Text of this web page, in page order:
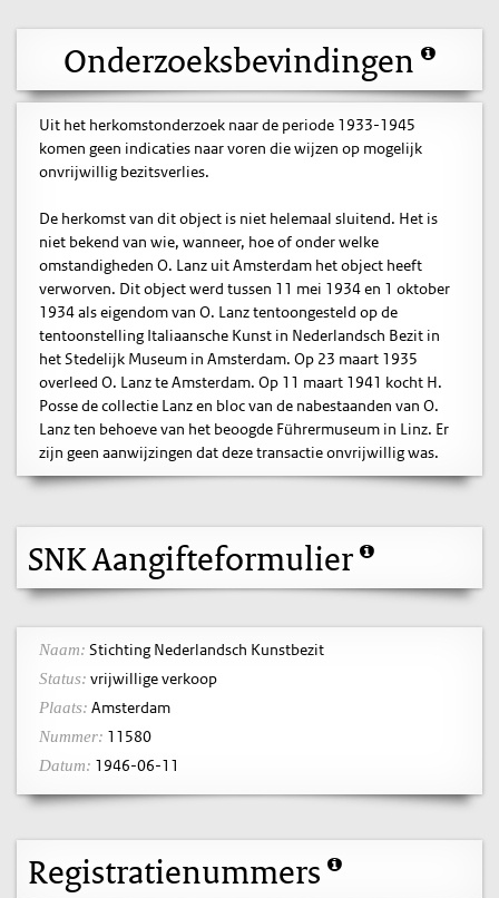
Onderzoeksbevindingen
Uit het herkomstonderzoek naar de periode 1933-1945
komen geen indicaties naar voren die wijzen op mogelijk
onvrijwillig bezitsverlies.
De herkomst van dit object is niet helemaal sluitend. Het is
niet bekend van wie, wanneer, hoe of onder welke
omstandigheden O. Lanz uit Amsterdam het object heeft
verworven. Dit object werd tussen 11 mei 1934 en 1 oktober
1934 als eigendom van O. Lanz tentoongesteld op de
tentoonstelling Italiaansche Kunst in Nederlandsch Bezit in
het Stedelijk Museum in Amsterdam. Op 23 maart 1935
overleed O. Lanz te Amsterdam. Op 11 maart 1941 kocht H.
Posse de collectie Lanz en bloc van de nabestaanden van O.
Lanz ten behoeve van het beoogde Führermuseum in Linz. Er
zijn geen aanwijzingen dat deze transactie onvrijwillig was.
SNK Aangifteformulier
Naam: Stichting Nederlandsch Kunstbezit
Status: vrijwillige verkoop
Plaats: Amsterdam
Nummer: 11580
Datum: 1946-06-11
Registratienummers